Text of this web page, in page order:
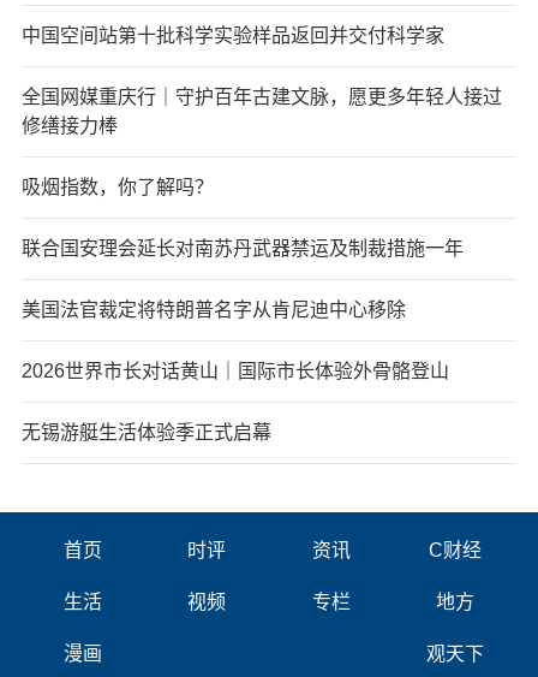
中国空间站第十批科学实验样品返回并交付科学家
全国网媒重庆行｜守护百年古建文脉，愿更多年轻人接过
修缮接力棒
吸烟指数，你了解吗？
联合国安理会延长对南苏丹武器禁运及制裁措施一年
美国法官裁定将特朗普名字从肯尼迪中心移除
2026世界市长对话黄山｜国际市长体验外骨骼登山
无锡游艇生活体验季正式启幕
首页 时评 资讯 C财经
生活 视频 专栏 地方
漫画 观天下